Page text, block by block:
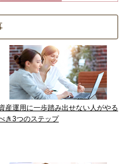
産運用に一歩踏み出せない人がやる
き3つのステップ